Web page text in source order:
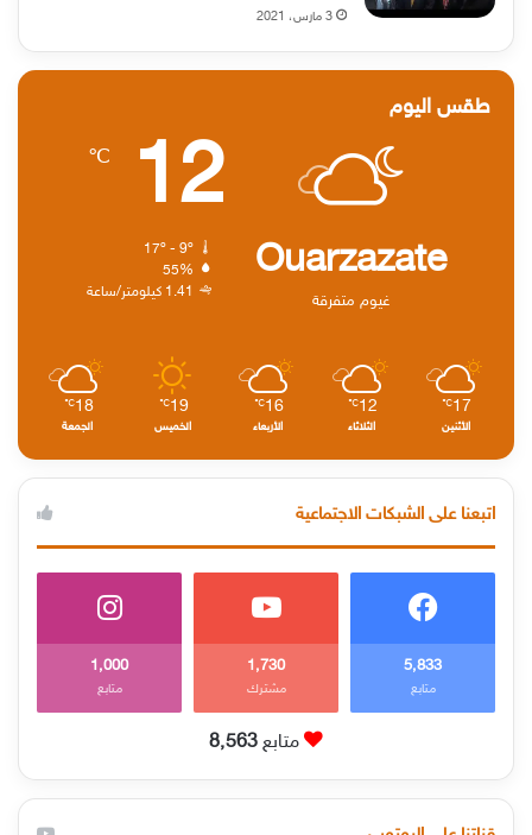
3 مارس، 2021
طقس اليوم
Ouarzazate
غيوم متفرقة
12
℃
17º - 9º
55%
1.41 كيلومتر/ساعة
17
℃
الأثنين
12
℃
الثلاثاء
16
℃
الأربعاء
19
℃
الخميس
18
℃
الجمعة
اتبعنا على الشبكات الاجتماعية
5٬833
متابع
1٬730
مشترك
1٬000
متابع
متابع 8٬563